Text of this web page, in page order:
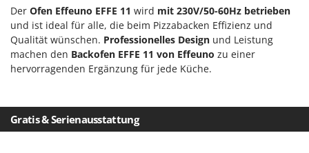
Schrotmühlen - elektrisch
Schwader für Traktoren
Schweißgeräte
Seilwinden - Motorseilwinden
Sichelmulcher für Traktoren
Sortierer für Oliven
Henx
HiKOKI
Honda
Il-Tec
Der Ofen Effeuno EFFE 11 wird mit 230V/50-60Hz betrieben
und ist ideal für alle, die beim Pizzabacken Effizienz und
Qualität wünschen. Professionelles Design und Leistung
machen den Backofen EFFE 11 von Effeuno zu einer
hervorragenden Ergänzung für jede Küche.
Gratis & Serienausstattung